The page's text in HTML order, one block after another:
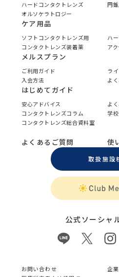
ハードコンタクトレンズ
円
オルソケラトロジー
ケア用品
ソフトコンタクトレンズ用
ハ
コンタクトレンズ装着薬
ア
メルスプラン
ご利用ガイド
ラ
入会方法
よ
はじめてガイド
安心アドバイス
よ
コンタクトレンズコラム
学
コンタクトレンズ総合資料室
よくあるご質問 使
取扱施設
公式ソーシャ
お問い合わせ
企